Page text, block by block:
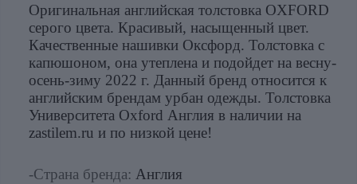
Оригинальная английская толстовка OXFORD
серого цвета. Красивый, насыщенный цвет.
Качественные нашивки Оксфорд. Толстовка с
капюшоном, она утеплена и подойдет на весну-
осень-зиму 2022 г. Данный бренд относится к
английским брендам урбан одежды. Толстовка
Университета Oxford Англия в наличии на
zastilem.ru и по низкой цене!
-Страна бренда: Англия